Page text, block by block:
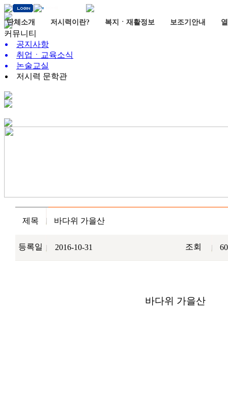
단체소개 저시력이란? 복지ㆍ재활정보 보조기안내
커뮤니티
공지사항
취업ㆍ교육소식
논술교실
저시력 문학관
제목 바다위 가을산
등록일 2016-10-31 조회
바다위 가을산